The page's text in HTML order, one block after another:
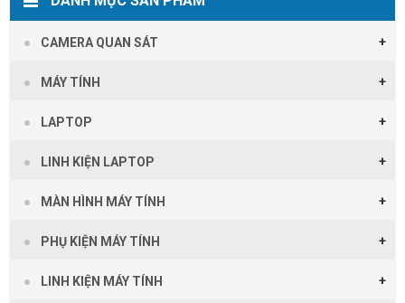
CAMERA QUAN SÁT
MÁY TÍNH
LAPTOP
LINH KIỆN LAPTOP
MÀN HÌNH MÁY TÍNH
PHỤ KIỆN MÁY TÍNH
LINH KIỆN MÁY TÍNH